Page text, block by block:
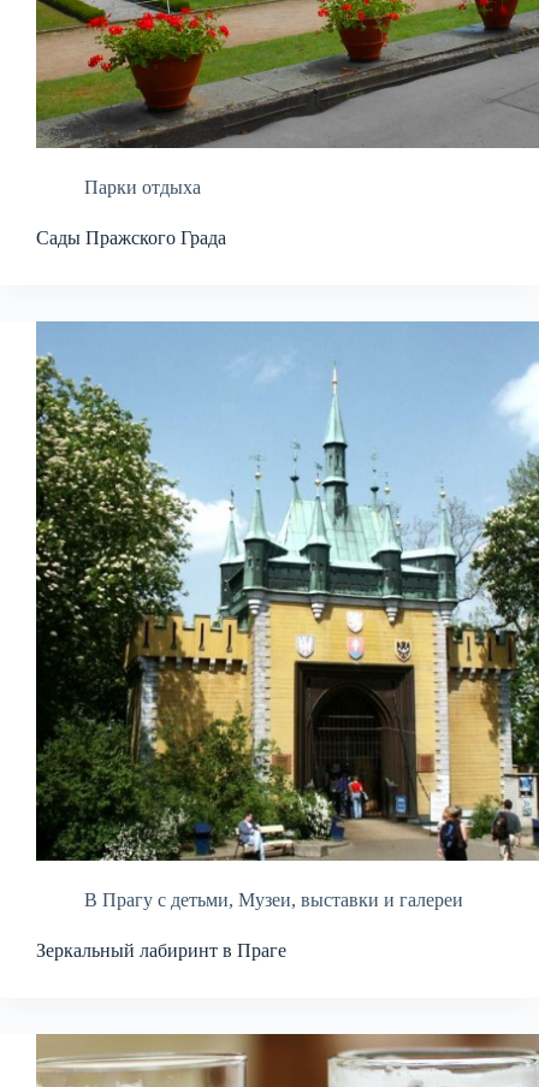
Парки отдыха
Сады Пражского Града
В Прагу с детьми, Музеи, выставки и галереи
Зеркальный лабиринт в Праге